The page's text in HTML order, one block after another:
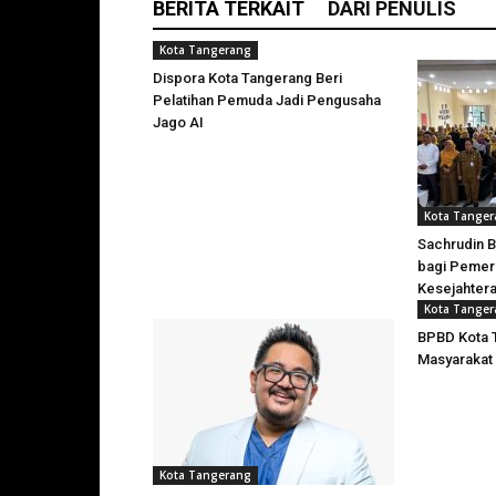
BERITA TERKAIT DARI PENULIS
Kota Tangerang
Dispora Kota Tangerang Beri
Pelatihan Pemuda Jadi Pengusaha
Jago AI
Kota
Sachrudin
bagi
Kota Tangerang
Kota
BPBD Kota